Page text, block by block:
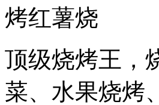
烤红薯烧
顶级烧烤王，
菜、水果烧烤